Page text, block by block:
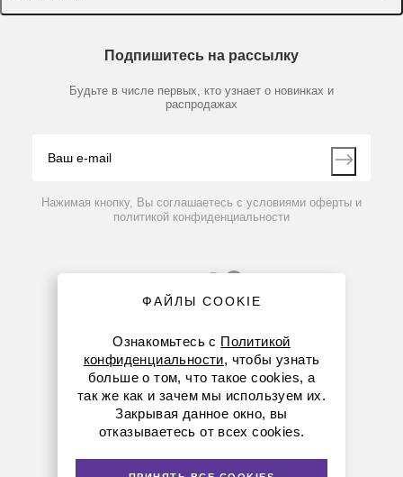
Химические реактивы, препараты, наборы
Производители
Доставка и оплата
Мобильное приложение
Партнеры
Контакты
Подпишитесь на рассылку
Будьте в числе первых, кто узнает о новинках и
распродажах
Нажимая кнопку, Вы соглашаетесь с условиями оферты и
политикой конфиденциальности
8 (800) 234-05-08
(+374 94) 010173
ФАЙЛЫ COOKIE
Ознакомьтесь с Политикой
конфиденциальности, чтобы узнать
больше о том, что такое cookies, а
так же как и зачем мы используем их.
Закрывая данное окно, вы
отказываетесь от всех cookies.